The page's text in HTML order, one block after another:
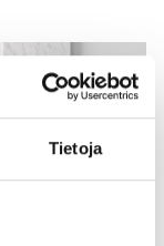
Tietoja